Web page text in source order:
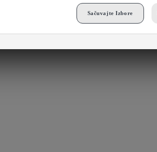
Sačuvajte Izbore